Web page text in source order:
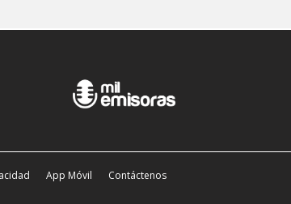
App Móvil Contáctenos